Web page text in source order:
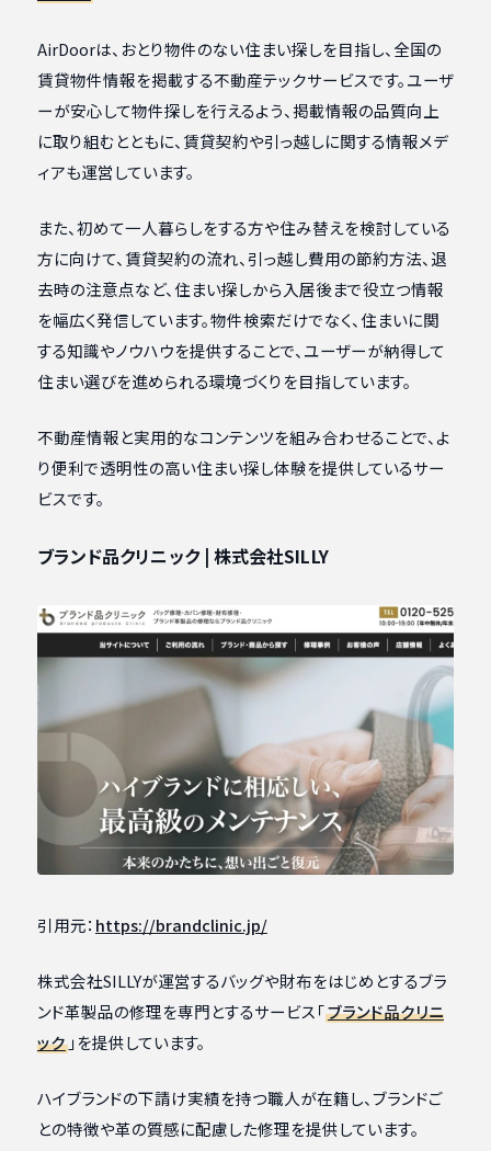
AirDoorは、おとり物件のない住まい探しを目指し、全国の
賃貸物件情報を掲載する不動産テックサービスです。ユーザ
ーが安心して物件探しを行えるよう、掲載情報の品質向上
に取り組むとともに、賃貸契約や引っ越しに関する情報メデ
ィアも運営しています。
また、初めて一人暮らしをする方や住み替えを検討している
方に向けて、賃貸契約の流れ、引っ越し費用の節約方法、退
去時の注意点など、住まい探しから入居後まで役立つ情報
を幅広く発信しています。物件検索だけでなく、住まいに関
する知識やノウハウを提供することで、ユーザーが納得して
住まい選びを進められる環境づくりを目指しています。
不動産情報と実用的なコンテンツを組み合わせることで、よ
り便利で透明性の高い住まい探し体験を提供しているサー
ビスです。
ブランド品クリニック | 株式会社SILLY
引用元： https://brandclinic.jp/
株式会社SILLYが運営するバッグや財布をはじめとするブラ
ンド革製品の修理を専門とするサービス「ブランド品クリニ
ック」を提供しています。
ハイブランドの下請け実績を持つ職人が在籍し、ブランドご
との特徴や革の質感に配慮した修理を提供しています。